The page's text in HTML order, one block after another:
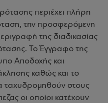
περιέχει πλήρη
την προσφερόμενη
της διαδικασίας
Το Έγγραφο της
Αποδοχής και
καθώς και το
ταχυδρομηθούν στους
οι οποίοι κατέχουν